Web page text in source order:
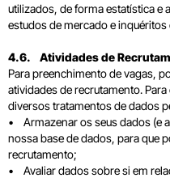
utilizados, de forma estatística e
estudos de mercado e inquéritos
4.6. Atividades de
Para preenchimento de vagas,
atividades de recrutamento.
diversos tratamentos de dados
• Armazenar os seus dados (e
nossa base de dados, para que
recrutamento;
• Avaliar dados sobre si em